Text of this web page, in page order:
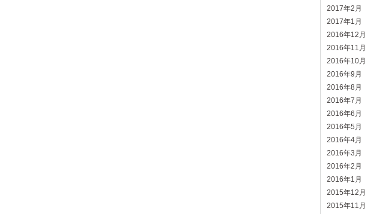
2017年2月
2017年1月
2016年12月
2016年11月
2016年10月
2016年9月
2016年8月
2016年7月
2016年6月
2016年5月
2016年4月
2016年3月
2016年2月
2016年1月
2015年12月
2015年11月